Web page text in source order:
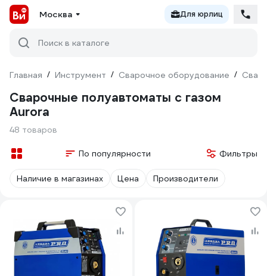
Москва Для юрлиц
Поиск в каталоге
Главная / Инструмент / Сварочное оборудование /
Сварочные полуавтоматы с газом
Aurora
48 товаров
По популярности Фильтры
Наличие в магазинах Цена Производители